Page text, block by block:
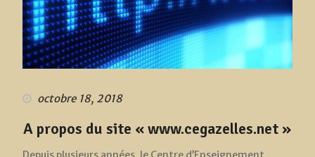
octobre 18, 2018
A propos du site « www.cegazelles.net »